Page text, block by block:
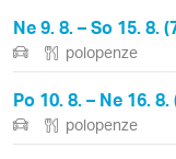
Ne 9. 8. – So 15. 8.
polopenze
Po 10. 8. – Ne 16. 8.
polopenze